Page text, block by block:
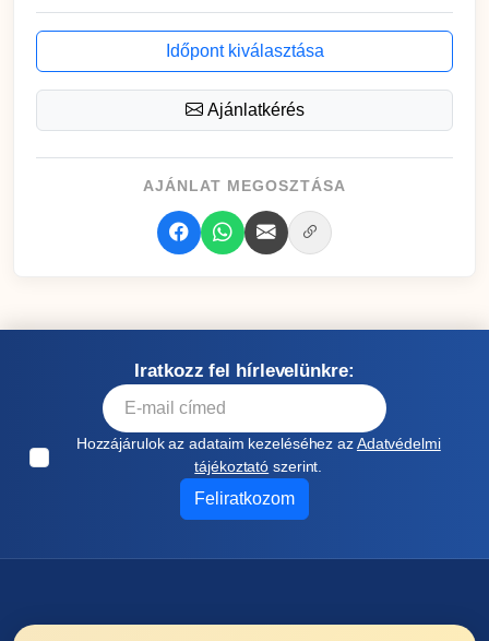
Időpont kiválasztása
Ajánlatkérés
AJÁNLAT MEGOSZTÁSA
Iratkozz fel hírlevelünkre:
Hozzájárulok az adataim kezeléséhez azAdatvédelmi
tájékoztató szerint.
Feliratkozom